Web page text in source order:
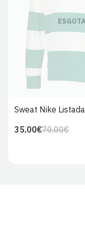
Sweat Nike Listada
Preço
70,00€Preço
35,00€